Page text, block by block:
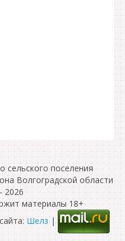
сельского поселения
Волгоградской области
материалы 18+
Шелз |